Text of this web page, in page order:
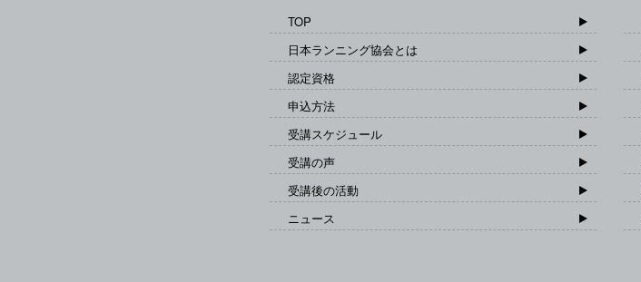
TOP
日本ランニング協会とは
認定資格
申込方法
受講スケジュール
受講の声
受講後の活動
ニュース